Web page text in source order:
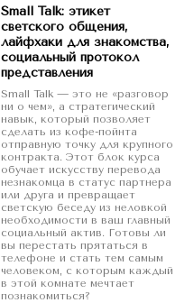
Small Talk: этикет
светского общения,
лайфхаки для знакомства,
социальный протокол
представления
Small Talk — это не «разговор
ни о чем», а стратегический
навык, который позволяет
сделать из кофе-пойнта
отправную точку для крупного
контракта. Этот блок курса
обучает искусству перевода
незнакомца в статус партнера
или друга и превращает
светскую беседу из неловкой
необходимости в ваш главный
социальный актив. Готовы ли
вы перестать прятаться в
телефоне и стать тем самым
человеком, с которым каждый
в этой комнате мечтает
познакомиться?